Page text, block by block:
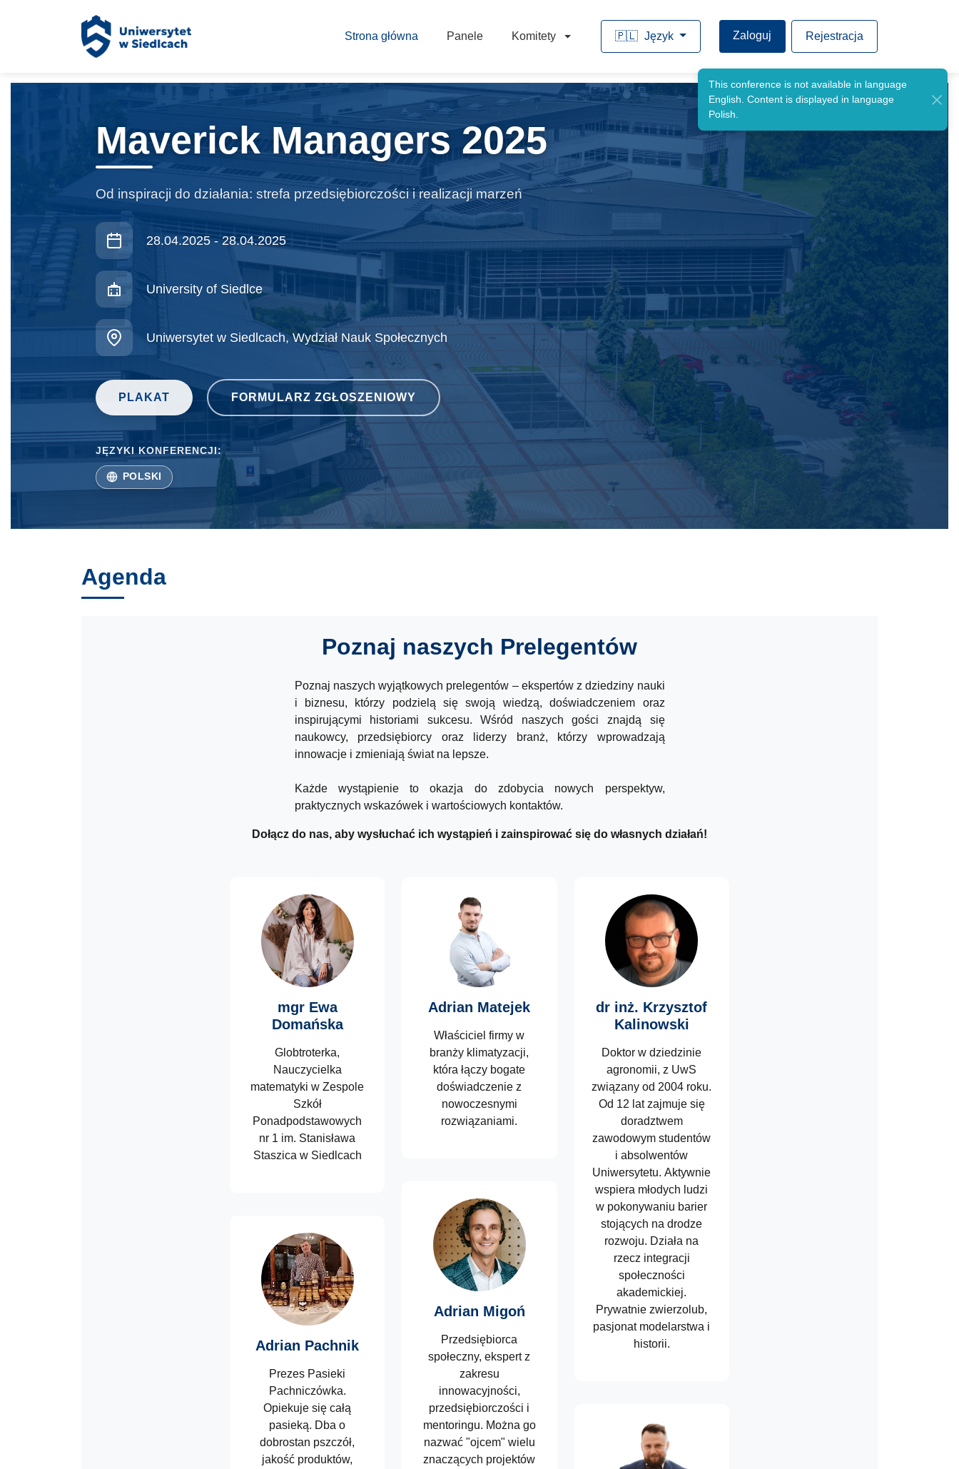
Strona główna Panele Komitety 🇵🇱 Język Zaloguj Rejestracja
This conference is not available in language
English. Content is displayed in language
Polish.
Maverick Managers 2025
Od inspiracji do działania: strefa przedsiębiorczości i realizacji marzeń
Data konferencji:
28.04.2025 - 28.04.2025
Organizator:
University of Siedlce
Lokalizacja:
Uniwersytet w Siedlcach, Wydział Nauk Społecznych
PLAKAT FORMULARZ ZGŁOSZENIOWY
JĘZYKI KONFERENCJI:
POLSKI
Agenda
Poznaj naszych Prelegentów
Poznaj naszych wyjątkowych prelegentów – ekspertów z dziedziny nauki
i biznesu, którzy podzielą się swoją wiedzą, doświadczeniem oraz
inspirującymi historiami sukcesu. Wśród naszych gości znajdą się
naukowcy, przedsiębiorcy oraz liderzy branż, którzy wprowadzają
innowacje i zmieniają świat na lepsze.
Każde wystąpienie to okazja do zdobycia nowych perspektyw,
praktycznych wskazówek i wartościowych kontaktów.
Dołącz do nas, aby wysłuchać ich wystąpień i zainspirować się do własnych działań!
mgr Ewa
Domańska
Globtroterka,
Nauczycielka
matematyki w Zespole
Szkół
Ponadpodstawowych
nr 1 im. Stanisława
Staszica w Siedlcach
Adrian Pachnik
Prezes Pasieki
Pachniczówka.
Opiekuje się całą
pasieką. Dba o
dobrostan pszczół,
jakość produktów,
Adrian Matejek
Właściciel firmy w
branży klimatyzacji,
która łączy bogate
doświadczenie z
nowoczesnymi
rozwiązaniami.
Adrian Migoń
Przedsiębiorca
społeczny, ekspert z
zakresu
innowacyjności,
przedsiębiorczości i
mentoringu. Można go
nazwać "ojcem" wielu
znaczących projektów
dr inż. Krzysztof
Kalinowski
Doktor w dziedzinie
agronomii, z UwS
związany od 2004 roku.
Od 12 lat zajmuje się
doradztwem
zawodowym studentów
i absolwentów
Uniwersytetu. Aktywnie
wspiera młodych ludzi
w pokonywaniu barier
stojących na drodze
rozwoju. Działa na
rzecz integracji
społeczności
akademickiej.
Prywatnie zwierzolub,
pasjonat modelarstwa i
historii.